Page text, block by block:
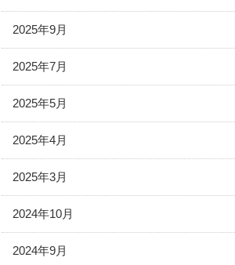
2025年9月
2025年7月
2025年5月
2025年4月
2025年3月
2024年10月
2024年9月